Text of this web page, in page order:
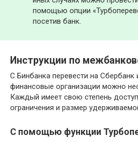
помощью опции
посетив банк.
Инструкции по
С Бинбанка перевести на Сбербанк
финансовые организации можно
Каждый имеет свою степень
ограничения и размер
С помощью функции